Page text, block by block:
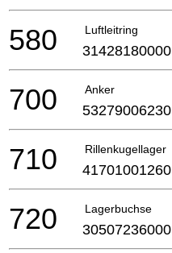
Luftleitring
580 31428180000
Anker
700 53279006230
Rillenkugellager
710 41701001260
Lagerbuchse
720 30507236000